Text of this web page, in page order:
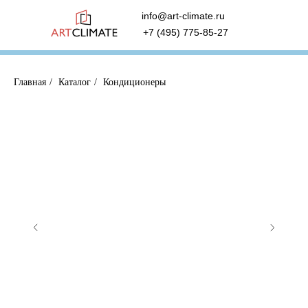
info@art-climate.ru
+7 (495) 775-85-27
Главная / Каталог / Кондиционеры